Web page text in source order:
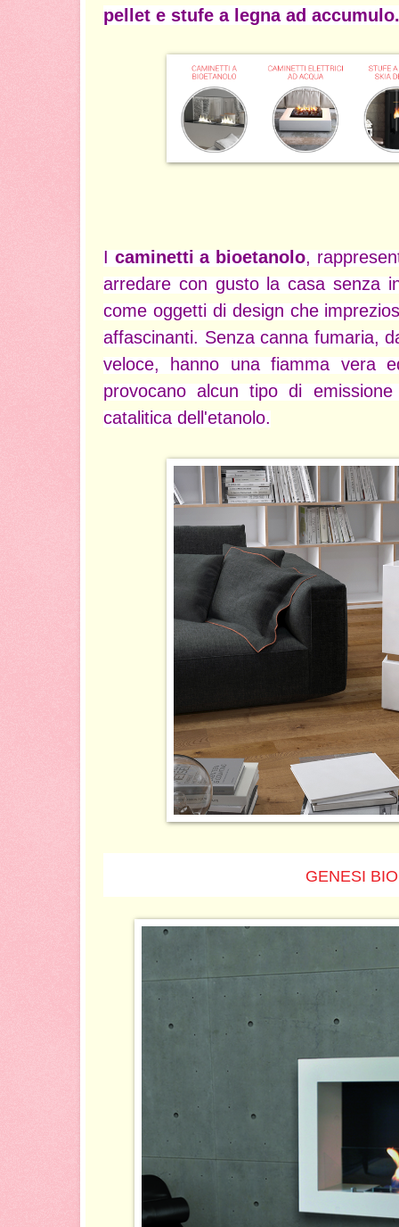
pellet e stufe a legna ad accumulo.
I caminetti a bioetanolo,
arredare con gusto la casa senza
come oggetti di design che
affascinanti. Senza canna fumaria,
veloce, hanno una fiamma vera
provocano alcun tipo di
catalitica dell'etanolo.
GENESI BIO